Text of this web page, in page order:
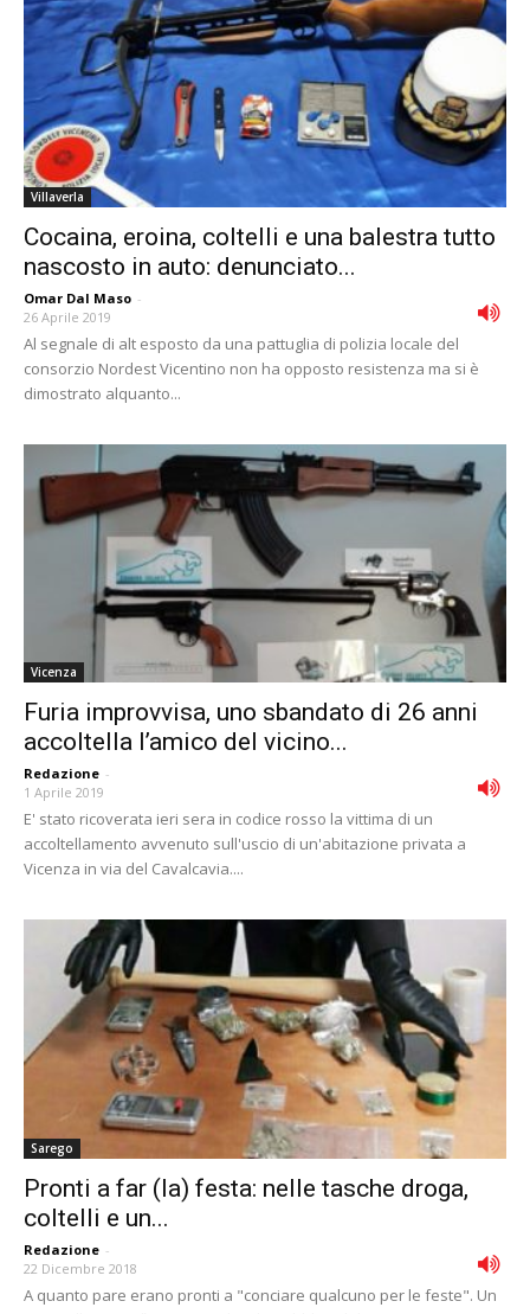
Villaverla
Cocaina, eroina, coltelli e una balestra tutto
nascosto in auto: denunciato...
Omar Dal Maso -
26 Aprile 2019
Al segnale di alt esposto da una pattuglia di polizia locale del
consorzio Nordest Vicentino non ha opposto resistenza ma si è
dimostrato alquanto...
Vicenza
Furia improvvisa, uno sbandato di 26 anni
accoltella l’amico del vicino...
Redazione -
1 Aprile 2019
E' stato ricoverata ieri sera in codice rosso la vittima di un
accoltellamento avvenuto sull'uscio di un'abitazione privata a
Vicenza in via del Cavalcavia....
Sarego
Pronti a far (la) festa: nelle tasche droga,
coltelli e un...
Redazione -
22 Dicembre 2018
A quanto pare erano pronti a "conciare qualcuno per le feste". Un